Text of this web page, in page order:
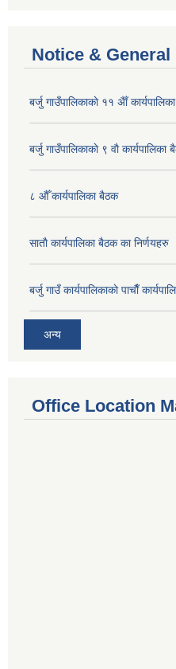
Notice &
बर्जु गाउँपालिकाकाे ११ अैाँ
बर्जु गाउँपालिकाकाे ९ वाै‌
८ औँ कार्यपालिका बैठक
साताै‌ कार्यपालिका बैठक का निर्णयहरु
बर्जु गाउँ कार्यपालिकाकाे पाचाै‌ँ
अन्य
Office Location